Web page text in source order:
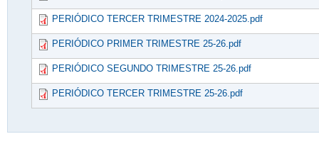
PERIÓDICO TERCER TRIMESTRE 2024-2025.pdf
PERIÓDICO PRIMER TRIMESTRE 25-26.pdf
PERIÓDICO SEGUNDO TRIMESTRE 25-26.pdf
PERIÓDICO TERCER TRIMESTRE 25-26.pdf